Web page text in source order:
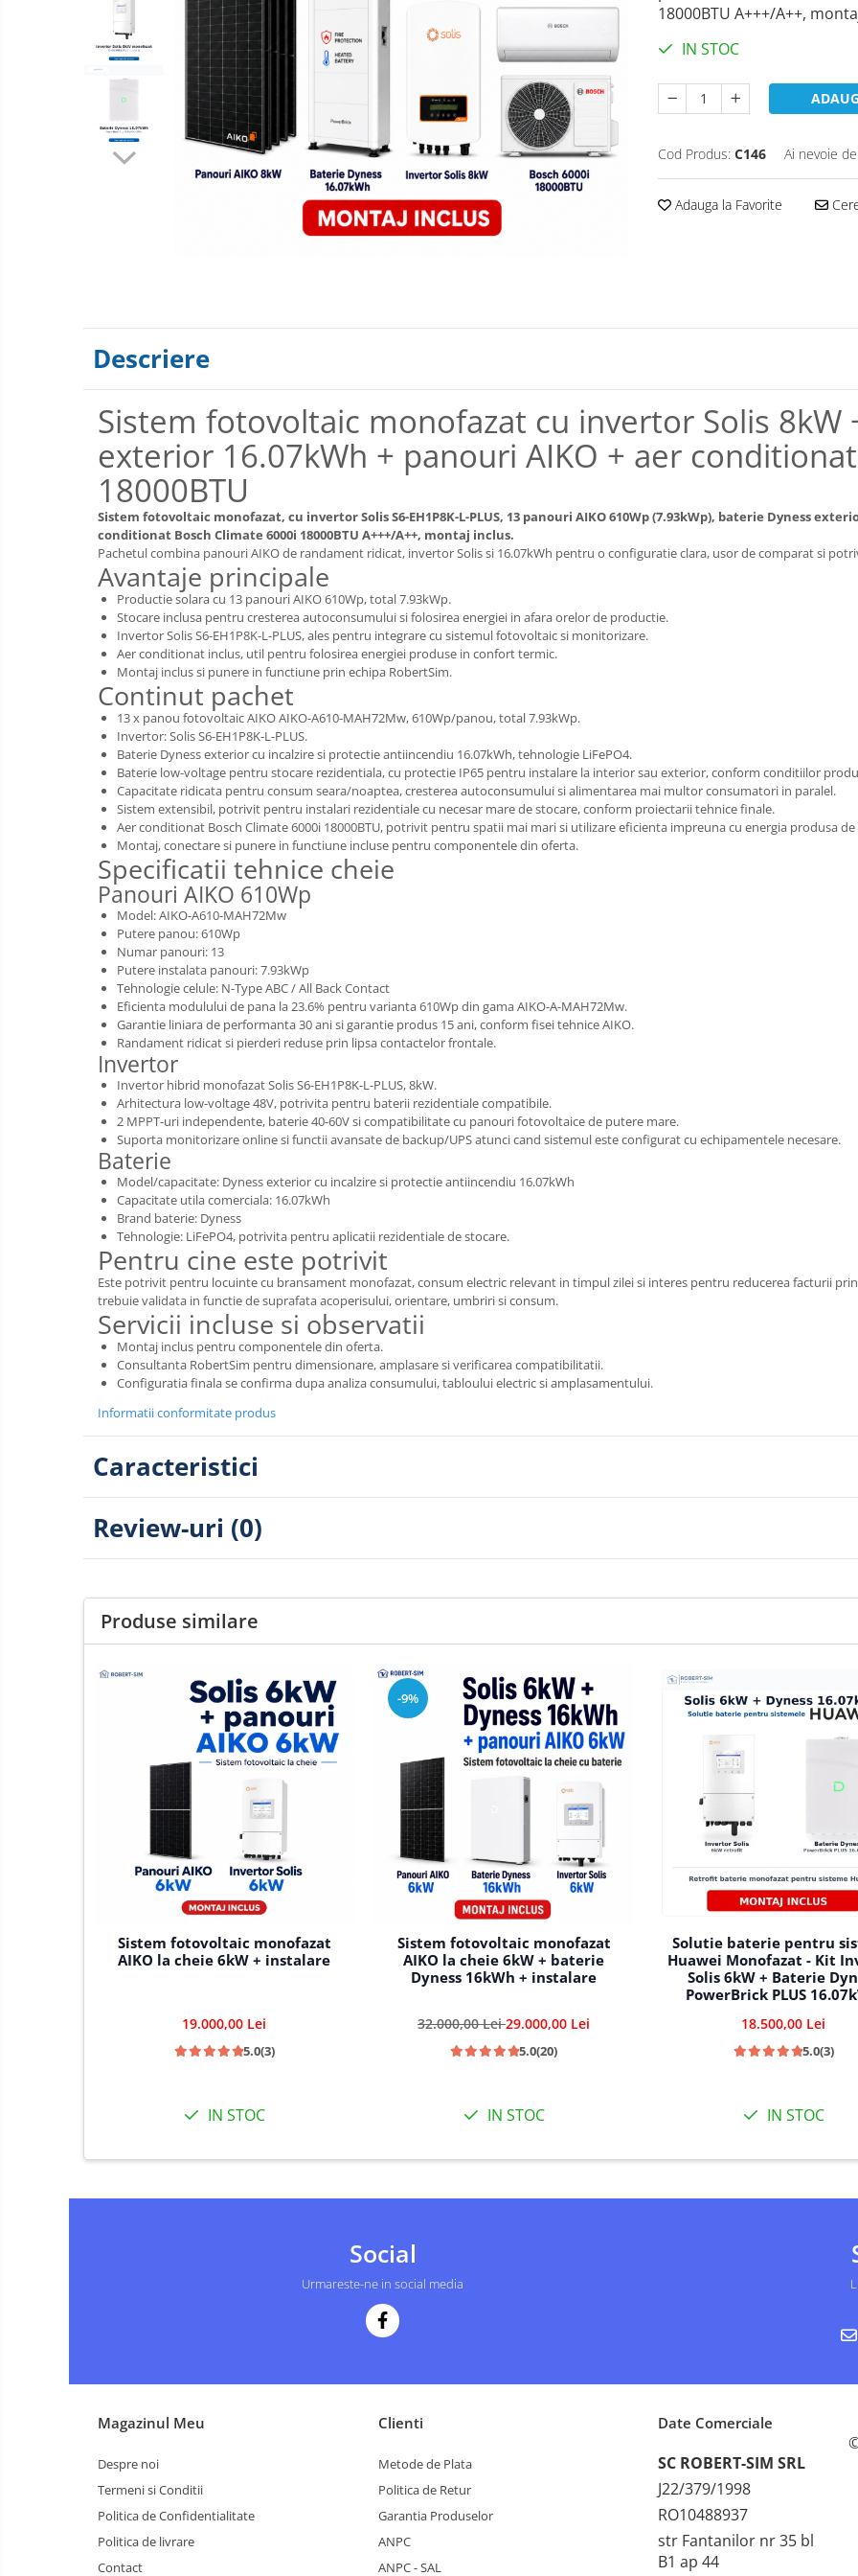
18000BTU A+++/A++,
IN STOC
Cod Produs: C146 Ai nevoie
Adauga la Favorite
Descriere
Sistem fotovoltaic monofazat cu invertor Solis 8kW
exterior 16.07kWh + panouri AIKO + aer
18000BTU
Sistem fotovoltaic monofazat, cu invertor Solis S6-EH1P8K-L-PLUS, 13 panouri AIKO 610Wp (7.93kWp), baterie Dyness
conditionat Bosch Climate 6000i 18000BTU A+++/A++, montaj inclus.
Pachetul combina panouri AIKO de randament ridicat, invertor Solis si 16.07kWh pentru o configuratie clara, usor de comparat si
Avantaje principale
Productie solara cu 13 panouri AIKO 610Wp, total 7.93kWp.
Stocare inclusa pentru cresterea autoconsumului si folosirea energiei in afara orelor de productie.
Invertor Solis S6-EH1P8K-L-PLUS, ales pentru integrare cu sistemul fotovoltaic si monitorizare.
Aer conditionat inclus, util pentru folosirea energiei produse in confort termic.
Montaj inclus si punere in functiune prin echipa RobertSim.
Continut pachet
13 x panou fotovoltaic AIKO AIKO-A610-MAH72Mw, 610Wp/panou, total 7.93kWp.
Invertor: Solis S6-EH1P8K-L-PLUS.
Baterie Dyness exterior cu incalzire si protectie antiincendiu 16.07kWh, tehnologie LiFePO4.
Baterie low-voltage pentru stocare rezidentiala, cu protectie IP65 pentru instalare la interior sau exterior, conform conditiilor
Capacitate ridicata pentru consum seara/noaptea, cresterea autoconsumului si alimentarea mai multor consumatori in paralel.
Sistem extensibil, potrivit pentru instalari rezidentiale cu necesar mare de stocare, conform proiectarii tehnice finale.
Aer conditionat Bosch Climate 6000i 18000BTU, potrivit pentru spatii mai mari si utilizare eficienta impreuna cu energia produsa de
Montaj, conectare si punere in functiune incluse pentru componentele din oferta.
Specificatii tehnice cheie
Panouri AIKO 610Wp
Model: AIKO-A610-MAH72Mw
Putere panou: 610Wp
Numar panouri: 13
Putere instalata panouri: 7.93kWp
Tehnologie celule: N-Type ABC / All Back Contact
Eficienta modulului de pana la 23.6% pentru varianta 610Wp din gama AIKO-A-MAH72Mw.
Garantie liniara de performanta 30 ani si garantie produs 15 ani, conform fisei tehnice AIKO.
Randament ridicat si pierderi reduse prin lipsa contactelor frontale.
Invertor
Invertor hibrid monofazat Solis S6-EH1P8K-L-PLUS, 8kW.
Arhitectura low-voltage 48V, potrivita pentru baterii rezidentiale compatibile.
2 MPPT-uri independente, baterie 40-60V si compatibilitate cu panouri fotovoltaice de putere mare.
Suporta monitorizare online si functii avansate de backup/UPS atunci cand sistemul este configurat cu echipamentele necesare.
Baterie
Model/capacitate: Dyness exterior cu incalzire si protectie antiincendiu 16.07kWh
Capacitate utila comerciala: 16.07kWh
Brand baterie: Dyness
Tehnologie: LiFePO4, potrivita pentru aplicatii rezidentiale de stocare.
Pentru cine este potrivit
Este potrivit pentru locuinte cu bransament monofazat, consum electric relevant in timpul zilei si interes pentru reducerea facturii
trebuie validata in functie de suprafata acoperisului, orientare, umbriri si consum.
Servicii incluse si observatii
Montaj inclus pentru componentele din oferta.
Consultanta RobertSim pentru dimensionare, amplasare si verificarea compatibilitatii.
Configuratia finala se confirma dupa analiza consumului, tabloului electric si amplasamentului.
Informatii conformitate produs
Caracteristici
Review-uri (0)
Produse similare
Sistem fotovoltaic monofazat
AIKO la cheie 6kW + instalare
19.000,00 Lei
5.0(3)
IN STOC
-9%
Sistem fotovoltaic monofazat
AIKO la cheie 6kW + baterie
Dyness 16kWh + instalare
32.000,00 Lei29.000,00 Lei
5.0(20)
IN STOC
Solutie baterie pentru
Huawei Monofazat - Kit
Solis 6kW + Baterie
PowerBrick PLUS
18.500,00 Lei
5.0(3)
IN STOC
Social
Urmareste-ne in social media
Magazinul Meu
Despre noi
Termeni si Conditii
Politica de Confidentialitate
Politica de livrare
Contact
Clienti
Metode de Plata
Politica de Retur
Garantia Produselor
ANPC
ANPC - SAL
Date Comerciale
SC ROBERT-SIM SRL
J22/379/1998
RO10488937
str Fantanilor nr 35 bl
B1 ap 44